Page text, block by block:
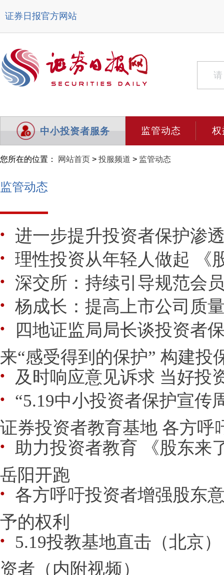
证券日报官方网站
中小投资者服务 监管动态 权
您所在的位置： 网站首页 > 投服频道 > 监管动态
监管动态
● 进一步提升投资者保护渗
● 理性投资从年轻人做起 《
● 深交所：持续引导规范会
● 杨成长：提高上市公司质
● 四地证监局局长谈投资者
来“感受得到的保护” 构建投
● 及时响应意见诉求 当好投
● “5.19中小投资者保护宣传
证券投资者教育基地 各方呼
● 助力投资者教育 《股东来
岳阳开跑
● 各方呼吁投资者增强股东
予的权利
● 5.19投教基地直击（北京
资者（内附视频）